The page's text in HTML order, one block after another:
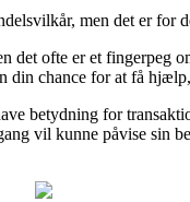
men det er for
ofte er et
din chance for at få
betydning for
vil kunne påvise